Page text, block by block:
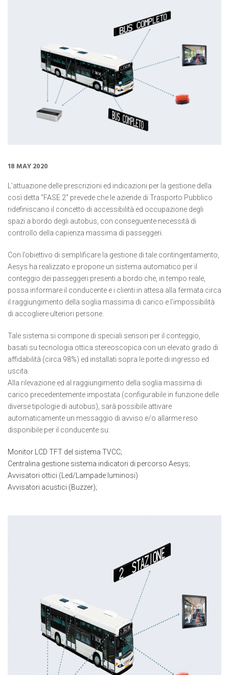
18 MAY 2020
L’attuazione delle prescrizioni ed indicazioni per la gestione della
così detta “FASE 2” prevede che le aziende di Trasporto Pubblico
ridefiniscano il concetto di accessibilità ed occupazione degli
spazi a bordo degli autobus, con conseguente necessità di
controllo della capienza massima di passeggeri.
Con l’obiettivo di semplificare la gestione di tale contingentamento,
Aesys ha realizzato e propone un sistema automatico per il
conteggio dei passeggeri presenti a bordo che, in tempo reale,
possa informare il conducente e i clienti in attesa alla fermata circa
il raggiungimento della soglia massima di carico e l’impossibilità
di accogliere ulteriori persone.
Tale sistema si compone di speciali sensori per il conteggio,
basati su tecnologia ottica stereoscopica con un elevato grado di
affidabilità (circa 98%) ed installati sopra le porte di ingresso ed
uscita.
Alla rilevazione ed al raggiungimento della soglia massima di
carico precedentemente impostata (configurabile in funzione delle
diverse tipologie di autobus), sarà possibile attivare
automaticamente un messaggio di avviso e/o allarme reso
disponibile per il conducente su:
Monitor LCD TFT del sistema TVCC;
Centralina gestione sistema indicatori di percorso Aesys;
Avvisatori ottici (Led/Lampade luminosi)
Avvisatori acustici (Buzzer);